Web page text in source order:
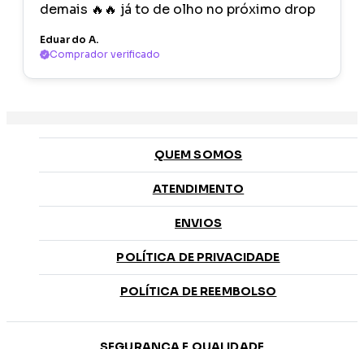
demais 🔥🔥 já to de olho no próximo drop
Eduardo A.
Comprador verificado
QUEM SOMOS
ATENDIMENTO
ENVIOS
POLÍTICA DE PRIVACIDADE
POLÍTICA DE REEMBOLSO